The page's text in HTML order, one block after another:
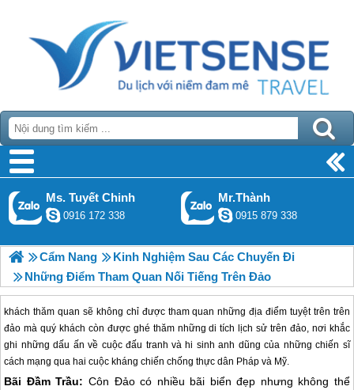
Ms. Tuyết Chinh
0916 172 338
Mr.Thành
0915 879 338
Cẩm Nang
Kinh Nghiệm Sau Các Chuyến Đi
Những Điểm Tham Quan Nối Tiếng Trên Đảo
khách thăm quan sẽ không chỉ được tham quan những địa điểm tuyệt trên trên
đảo mà quý khách còn được ghé thăm những di tích lịch sử trên đảo, nơi khắc
ghi những dấu ấn về cuộc đấu tranh và hi sinh anh dũng của những chiến sĩ
cách mạng qua hai cuộc kháng chiến chống thực dân Pháp và Mỹ.
Bãi Đầm Trầu: Côn Đảocó nhiều bãi biển đẹp nhưng không thể